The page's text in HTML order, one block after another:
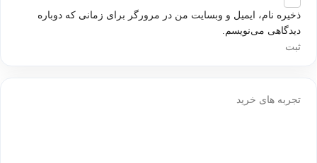
ذخیره نام، ایمیل و وبسایت من در مرورگر برای زمانی که دوباره
دیدگاهی می‌نویسم.
تجربه های خرید